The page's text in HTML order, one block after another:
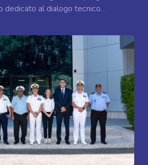
dedicato al dialogo tecnico…